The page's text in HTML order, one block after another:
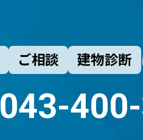
ご相談 建物診断
043-